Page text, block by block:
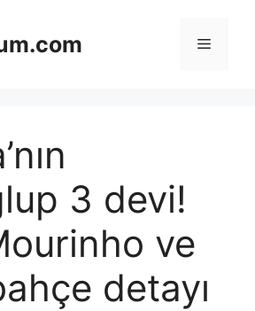
Menü
3 devi!
ve
detayı